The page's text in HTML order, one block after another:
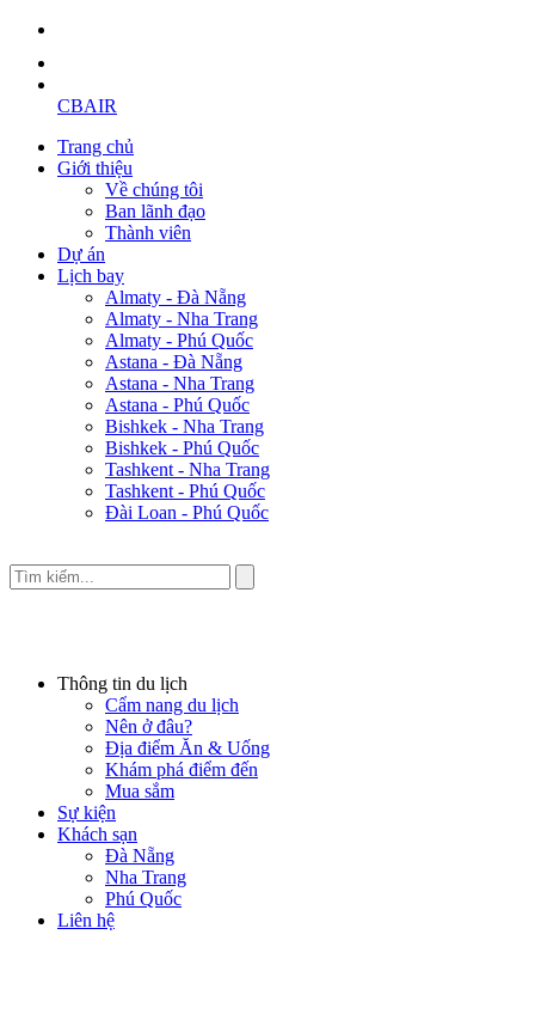
CBAIR
Trang chủ
Giới thiệu
Về chúng tôi
Ban lãnh đạo
Thành viên
Dự án
Lịch bay
Almaty - Đà Nẵng
Almaty - Nha Trang
Almaty - Phú Quốc
Astana - Đà Nẵng
Astana - Nha Trang
Astana - Phú Quốc
Bishkek - Nha Trang
Bishkek - Phú Quốc
Tashkent - Nha Trang
Tashkent - Phú Quốc
Đài Loan - Phú Quốc
Thông tin du lịch
Cẩm nang du lịch
Nên ở đâu?
Địa điểm Ăn & Uống
Khám phá điểm đến
Mua sắm
Sự kiện
Khách sạn
Đà Nẵng
Nha Trang
Phú Quốc
Liên hệ